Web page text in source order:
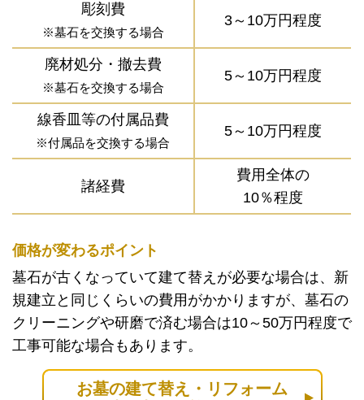
彫刻費
※墓石を交換する場合
3～10万円程度
廃材処分・撤去費
※墓石を交換する場合
5～10万円程度
線香皿等の付属品費
※付属品を交換する場合
5～10万円程度
諸経費
費用全体の
10％程度
価格が変わるポイント
墓石が古くなっていて建て替えが必要な場合は、新
規建立と同じくらいの費用がかかりますが、墓石の
クリーニングや研磨で済む場合は10～50万円程度で
工事可能な場合もあります。
お墓の建て替え・リフォーム